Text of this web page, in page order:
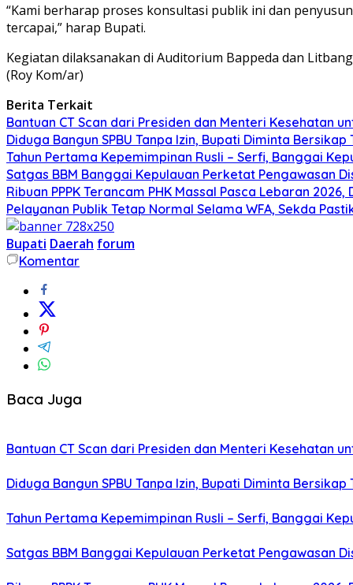
“Kami berharap proses konsultasi publik ini dan
tercapai,” harap Bupati.
Kegiatan dilaksanakan di Auditorium Bappeda dan
(Roy Kom/ar)
Berita Terkait
Bantuan CT Scan dari Presiden dan Menteri Kesehatan
Diduga Bangun SPBU Tanpa Izin, Bupati Diminta Bersikap
Tahun Pertama Kepemimpinan Rusli – Serfi, Banggai
Satgas BBM Banggai Kepulauan Perketat Pengawasan
Ribuan PPPK Terancam PHK Massal Pasca Lebaran 2026,
Pelayanan Publik Tetap Normal Selama WFA, Sekda
Bupati Daerah forum
Komentar
Baca Juga
Bantuan CT Scan dari Presiden dan Menteri Kesehatan
Diduga Bangun SPBU Tanpa Izin, Bupati Diminta Bersikap
Tahun Pertama Kepemimpinan Rusli – Serfi, Banggai
Satgas BBM Banggai Kepulauan Perketat Pengawasan